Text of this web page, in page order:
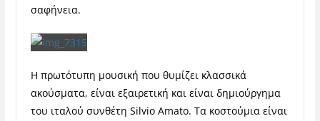
σαφήνεια.
Η πρωτότυπη μουσική που θυμίζει κλασσικά
ακούσματα, είναι εξαιρετική και είναι δημιούργημα
του ιταλού συνθέτη Silvio Amato. Τα κοστούμια είναι